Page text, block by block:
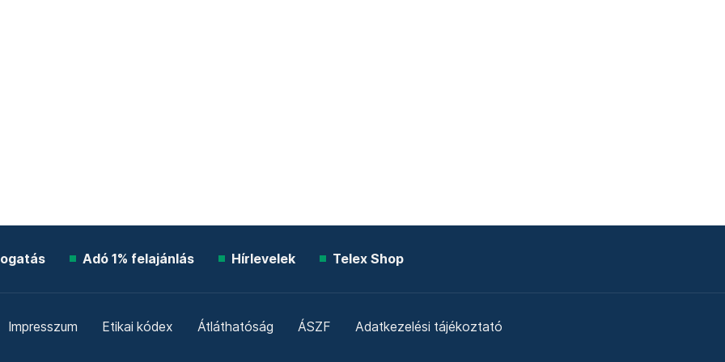
Adó 1% felajánlás Hírlevelek Telex Shop
Impresszum Etikai kódex Átláthatóság ÁSZF Adatkezelési tájékoztató